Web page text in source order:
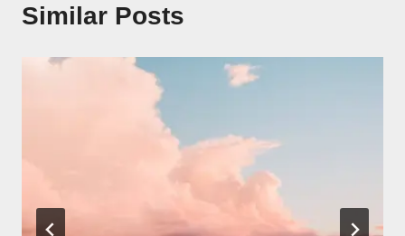
Similar Posts